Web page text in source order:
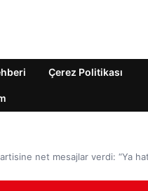
Çerez Politikası
net mesajlar verdi: “Ya